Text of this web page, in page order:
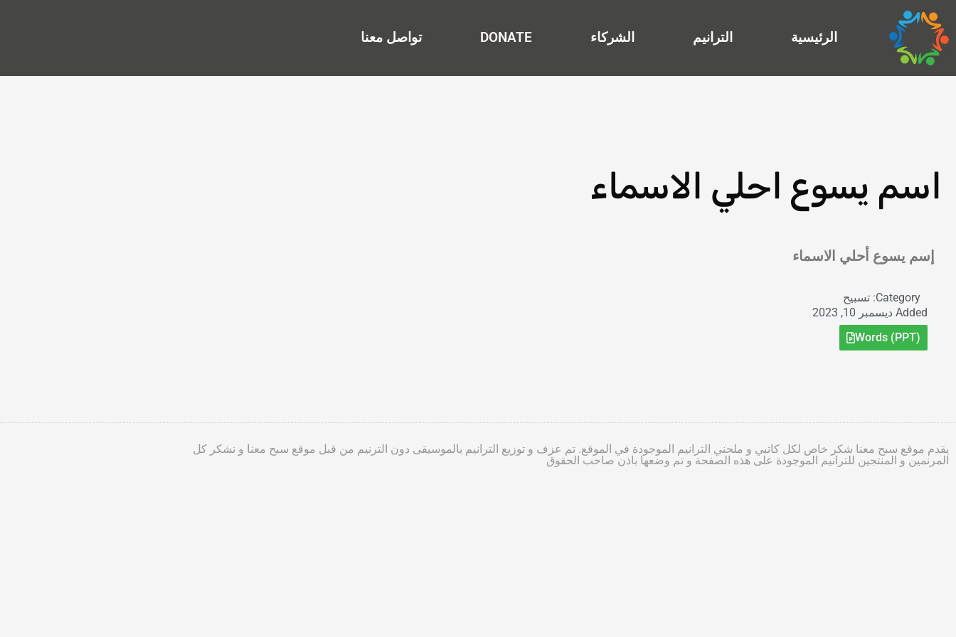
إلى
المحتوى
الرئيسية الترانيم الشركاء DONATE تواصل معنا
اسم يسوع احلي الاسماء
إسم يسوع أحلي الاسماء
Category: تسبيح
Added ديسمبر 10, 2023
Words (PPT)
يقدم موقع سبح معنا شكر خاص لكل كاتبي و ملحني الترانيم الموجودة في الموقع. تم عزف و توزيع الترانيم بالموسيقى دون الترنيم من قبل موقع سبح معنا و نشكر كل
المرنمين و المنتجين للترانيم الموجودة على هذه الصفحة و تم وضعها باذن صاحب الحقوق